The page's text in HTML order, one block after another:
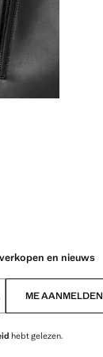
en nieuws
ME AANMELDEN
hebt gelezen.